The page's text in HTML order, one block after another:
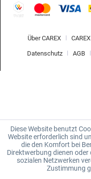
Über CAREX
Datenschutz AGB
Diese Website benutzt
Website erforderlich sind
die den Komfort bei
Direktwerbung dienen
sozialen Netzwerken
Zustimmung